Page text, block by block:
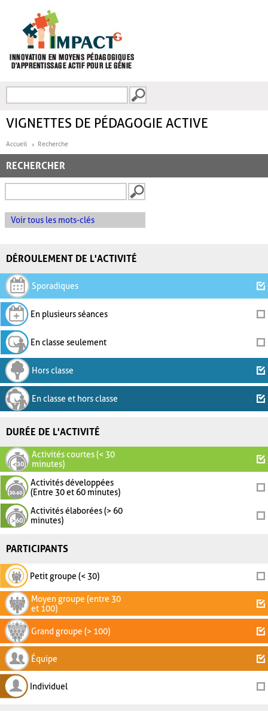
FORMULAIRE DE
VIGNETTES DE PÉDAGOGIE ACTIVE
Accueil Recherche
RECHERCHER
Voir tous les mots-clés
DÉROULEMENT DE L'ACTIVITÉ
Sporadiques
En plusieurs séances
En classe seulement
Hors classe
En classe et hors classe
DURÉE DE L'ACTIVITÉ
Activités courtes (< 30
minutes)
Activités développées
(Entre 30 et 60 minutes)
Activités élaborées (> 60
minutes)
PARTICIPANTS
Petit groupe (< 30)
Moyen groupe (entre 30
et 100)
Grand groupe (> 100)
Équipe
Individuel